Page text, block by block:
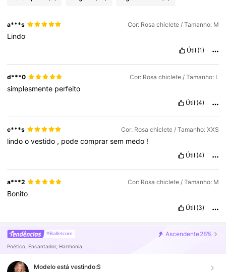
a***s Cor: Rosa chiclete / Tamanho: M
Lindo
Útil (1)
d***0 Cor: Rosa chiclete / Tamanho: L
simplesmente perfeito
Útil (4)
c***s Cor: Rosa chiclete / Tamanho: XXS
lindoovestido , podecomprarsem medo !
Útil (4)
a***2 Cor: Rosa chiclete / Tamanho: M
Bonito
Útil (3)
#Balletcore Ascendente28%
Poético, Encantador, Harmonia
Modelo está vestindo:S